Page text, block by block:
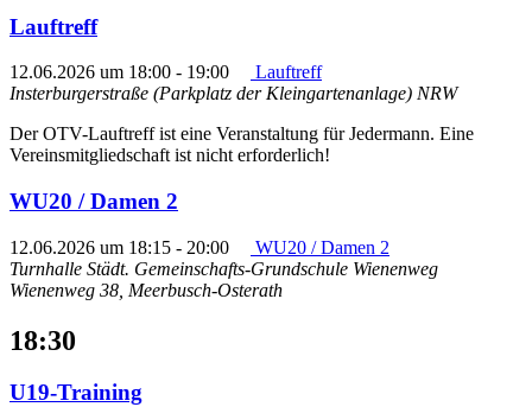
Lauftreff
12.06.2026 um 18:00 - 19:00
Lauftreff
Insterburgerstraße (Parkplatz der Kleingartenanlage) NRW
Der OTV-Lauftreff ist eine Veranstaltung für Jedermann. Eine
Vereinsmitgliedschaft ist nicht erforderlich!
WU20 / Damen 2
12.06.2026 um 18:15 - 20:00
WU20 / Damen 2
Turnhalle Städt. Gemeinschafts-Grundschule Wienenweg
Wienenweg 38, Meerbusch-Osterath
18:30
U19-Training